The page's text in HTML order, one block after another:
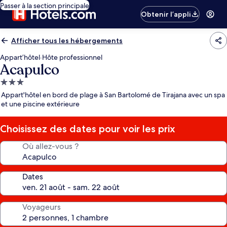
Passer à la section principale
Obtenir l’appli
Afficher tous les hébergements
Appart’hôtel·Hôte professionnel
Acapulco
Hébergement
3.0 étoiles
Appart'hôtel en bord de plage à San Bartolomé de Tirajana avec un spa
et une piscine extérieure
Choisissez des dates pour voir les prix
Où allez-vous ?
Dates
Voyageurs